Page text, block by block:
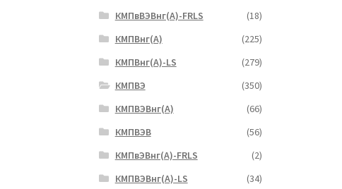
КМПвВЭВнг(А)-FRLS
(18)
КМПВнг(А)
(225)
КМПВнг(А)-LS
(279)
КМПВЭ
(350)
КМПВЭBнг(А)
(66)
КМПВЭВ
(56)
КМПвЭВнг(А)-FRLS
(2)
КМПВЭВнг(А)-LS
(34)